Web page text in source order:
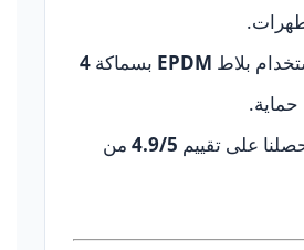
بلاط EPDM بسماكة 4
على تقييم 4.9/5 من